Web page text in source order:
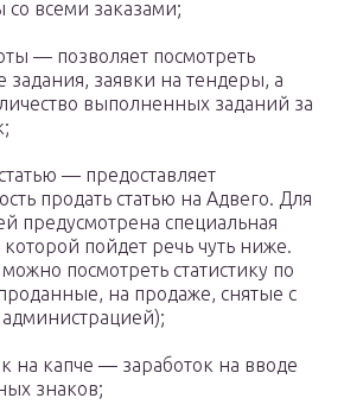
со всеми заказами;
— позволяет посмотреть
задания, заявки на тендеры, а
выполненных заданий за
— предоставляет
продать статью на Адвего. Для
предусмотрена специальная
пойдет речь чуть ниже.
посмотреть статистику по
на продаже, снятые с
на капче — заработок на вводе
знаков;